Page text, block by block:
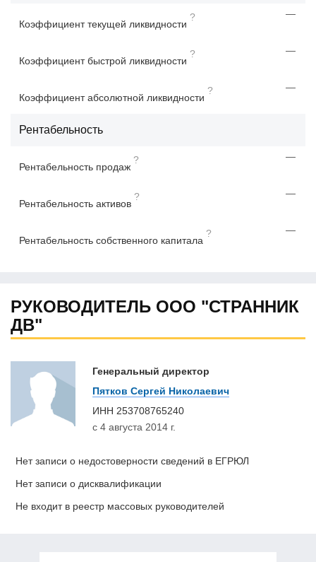
Коэффициент текущей ликвидности
? —
Коэффициент быстрой ликвидности
? —
Коэффициент абсолютной ликвидности
? —
Рентабельность
Рентабельность продаж
? —
Рентабельность активов
? —
Рентабельность собственного капитала
? —
РУКОВОДИТЕЛЬ ООО "СТРАННИК
ДВ"
Генеральный директор
Пятков Сергей Николаевич
ИНН 253708765240
с 4 августа 2014 г.
Нет записи о недостоверности сведений в ЕГРЮЛ
Нет записи о дисквалификации
Не входит в реестр массовых руководителей